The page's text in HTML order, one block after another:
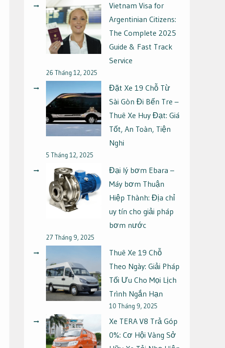
Vietnam Visa for
Argentinian Citizens:
The Complete 2025
Guide & Fast Track
Service
26 Tháng 12, 2025
Đặt Xe 19 Chỗ Từ
Sài Gòn Đi Bến Tre –
Thuê Xe Huy Đạt: Giá
Tốt, An Toàn, Tiện
Nghi
5 Tháng 12, 2025
Đại lý bơm Ebara –
Máy bơm Thuận
Hiệp Thành: Địa chỉ
uy tín cho giải pháp
bơm nước
27 Tháng 9, 2025
Thuê Xe 19 Chỗ
Theo Ngày: Giải Pháp
Tối Ưu Cho Mọi Lịch
Trình Ngắn Hạn
10 Tháng 9, 2025
Xe TERA V8 Trả Góp
0%: Cơ Hội Vàng Sở